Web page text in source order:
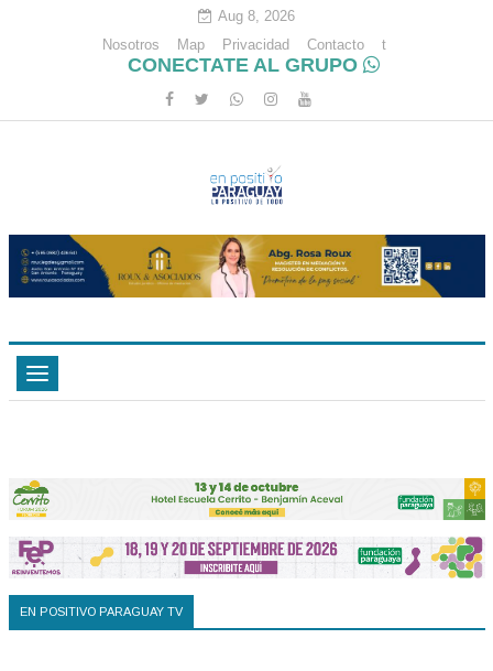
Aug 8, 2026
Nosotros
Map Privacidad Contacto t
CONECTATE AL GRUPO
Toggle
navigation
EN POSITIVO PARAGUAY TV